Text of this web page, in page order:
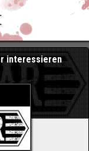
interessieren